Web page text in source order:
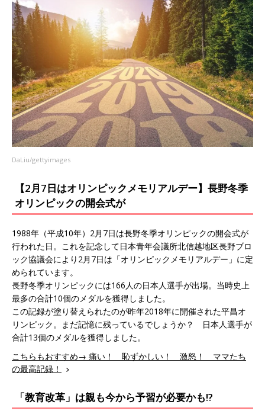
DaLiu/gettyimages
【2月7日はオリンピックメモリアルデー】長野冬季
オリンピックの開会式が
1988年（平成10年）2月7日は長野冬季オリンピックの開会式が
行われた日。これを記念して日本青年会議所北信越地区長野ブロ
ック協議会により2月7日は「オリンピックメモリアルデー」に定
められています。
長野冬季オリンピックには166人の日本人選手が出場。当時史上
最多の合計10個のメダルを獲得しました。
この記録が塗り替えられたのが昨年2018年に開催された平昌オ
リンピック。まだ記憶に残っているでしょうか？ 日本人選手が
合計13個のメダルを獲得しました。
こちらもおすすめ→ 痛い！ 恥ずかしい！ 激怒！ ママたち
の最高記録！
「教育改革」は親も今から予習が必要かも!?